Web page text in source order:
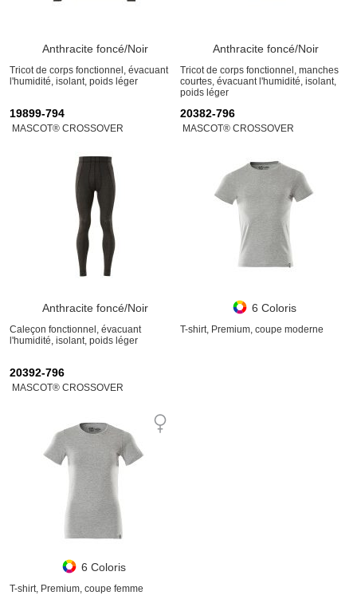
Anthracite foncé/Noir
Tricot de corps fonctionnel, évacuant
l'humidité, isolant, poids léger
Anthracite foncé/Noir
Tricot de corps fonctionnel, manches
courtes, évacuant l'humidité, isolant,
poids léger
19899-794
MASCOT® CROSSOVER
Anthracite foncé/Noir
Caleçon fonctionnel, évacuant
l'humidité, isolant, poids léger
20382-796
MASCOT® CROSSOVER
6 Coloris
T-shirt, Premium, coupe moderne
20392-796
MASCOT® CROSSOVER
6 Coloris
T-shirt, Premium, coupe femme